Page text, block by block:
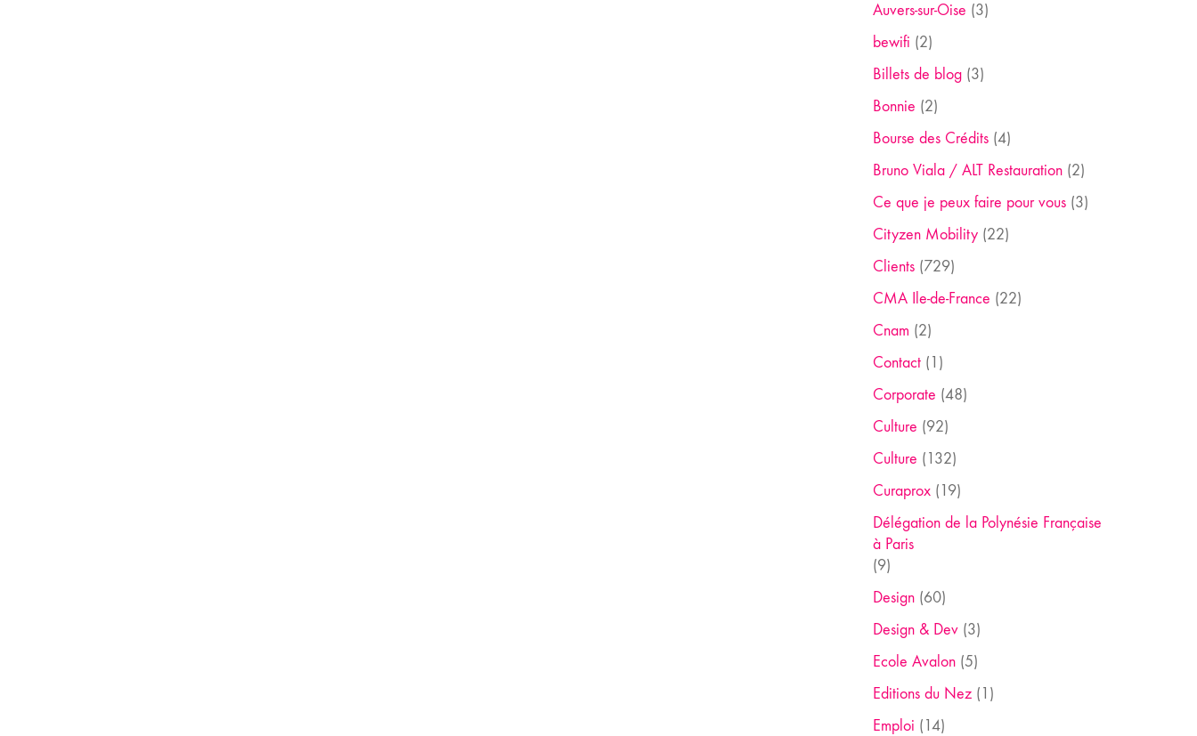
Auvers-sur-Oise (3)
bewifi (2)
Billets de blog(3)
Bonnie (2)
Bourse des Crédits(4)
Bruno Viala / ALT Restauration(2)
Ce que je peux faire pour vous(3)
Cityzen Mobility(22)
Clients(729)
CMA Ile-de-France (22)
Cnam (2)
Contact(1)
Corporate (48)
Culture (92)
Culture (132)
Curaprox(19)
Délégation de la Polynésie Française
à Paris
(9)
Design(60)
Design & Dev(3)
Ecole Avalon(5)
Editions du Nez(1)
Emploi (14)